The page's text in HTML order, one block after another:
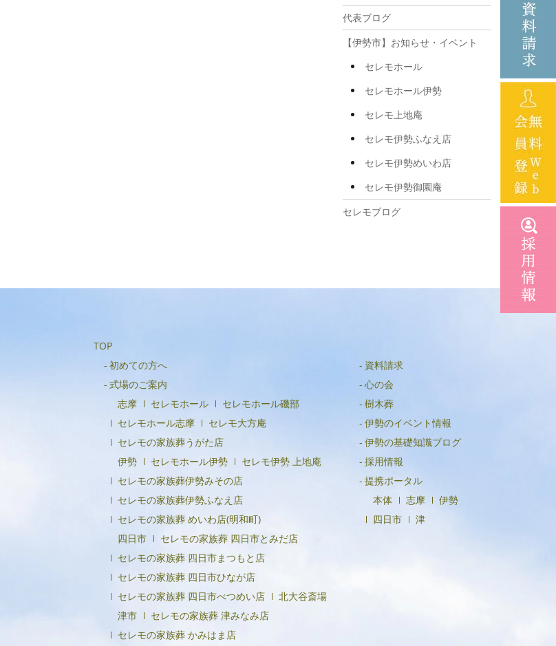
2025年8月
2025年7月
2025年3月
2025年2月
2025年1月
2024年12月
2024年4月
2024年3月
2024年2月
2024年1月
2023年12月
2023年11月
2023年10月
代表ブログ
【伊勢市】お知らせ・イベント
セレモホール
セレモホール伊勢
セレモ上地庵
セレモ伊勢ふなえ店
セレモ伊勢めいわ店
セレモ伊勢御園庵
セレモブログ
TOP
初めての方へ
式場のご案内
志摩
セレモホール
セレモホール磯部
セレモホール志摩
セレモ大方庵
セレモの家族葬うがた店
伊勢
セレモホール伊勢
セレモ伊勢 上地庵
セレモの家族葬伊勢みその店
セレモの家族葬伊勢ふなえ店
セレモの家族葬 めいわ店(明和町)
四日市
セレモの家族葬 四日市とみだ店
セレモの家族葬 四日市まつもと店
セレモの家族葬 四日市ひなが店
セレモの家族葬 四日市べつめい店
北大谷斎場
津市
セレモの家族葬 津みなみ店
セレモの家族葬 かみはま店
資料請求
心の会
樹木葬
伊勢のイベント情報
伊勢の基礎知識ブログ
採用情報
提携ポータル
本体
志摩
伊勢
四日市
津